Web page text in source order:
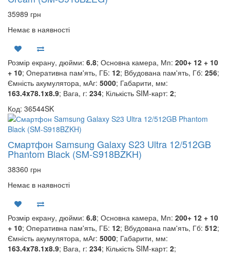
35989 грн
Немає в наявності
Розмір екрану, дюйми: 6.8; Основна камера, Мп: 200+ 12 + 10
+ 10; Оперативна пам'ять, ГБ: 12; Вбудована пам'ять, Гб: 256;
Ємність акумулятора, мАг: 5000; Габарити, мм:
163.4x78.1x8.9; Вага, г: 234; Кількість SIM-карт: 2;
Код: 36544SK
Смартфон Samsung Galaxy S23 Ultra 12/512GB
Phantom Black (SM-S918BZKH)
38360 грн
Немає в наявності
Розмір екрану, дюйми: 6.8; Основна камера, Мп: 200+ 12 + 10
+ 10; Оперативна пам'ять, ГБ: 12; Вбудована пам'ять, Гб: 512;
Ємність акумулятора, мАг: 5000; Габарити, мм:
163.4x78.1x8.9; Вага, г: 234; Кількість SIM-карт: 2;